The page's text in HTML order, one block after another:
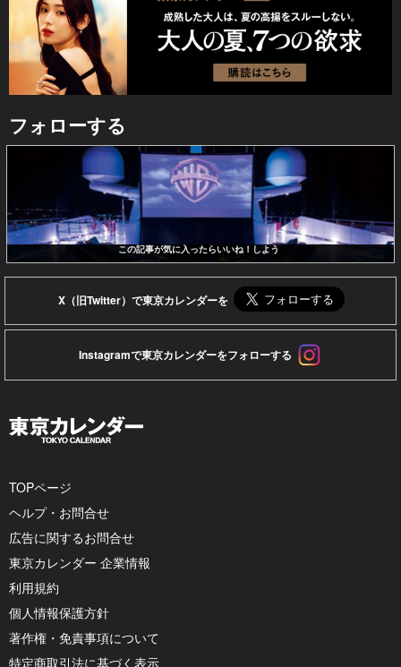
フォローする
この記事が気に入ったらいいね！しよう
X（旧Twitter）で東京カレンダーを
Instagramで東京カレンダーをフォローする
TOPページ
ヘルプ・お問合せ
広告に関するお問合せ
東京カレンダー 企業情報
利用規約
個人情報保護方針
著作権・免責事項について
特定商取引法に基づく表示